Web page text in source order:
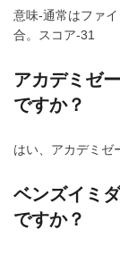
意味-通常はファ
合。スコア-31
アカデミゼ
ですか？
はい、アカデミゼ
ベンズイミ
ですか？